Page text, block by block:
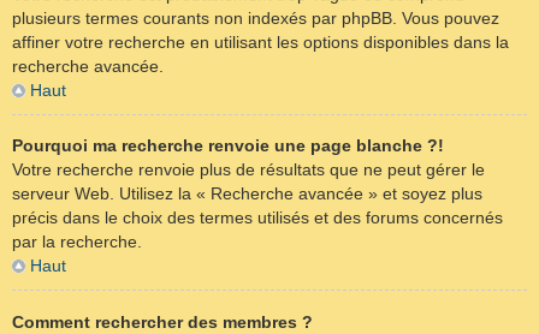
plusieurs termes courants non indexés par phpBB. Vous pouvez
affiner votre recherche en utilisant les options disponibles dans la
recherche avancée.
Haut
Pourquoi ma recherche renvoie une page blanche ?!
Votre recherche renvoie plus de résultats que ne peut gérer le
serveur Web. Utilisez la « Recherche avancée » et soyez plus
précis dans le choix des termes utilisés et des forums concernés
par la recherche.
Haut
Comment rechercher des membres ?